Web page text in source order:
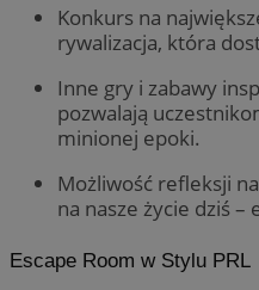
Konkurs na
rywalizacja, która
Inne gry i zabawy
pozwalają
minionej epoki.
Możliwość refleksji
na nasze życie dziś –
Escape Room w Stylu PRL